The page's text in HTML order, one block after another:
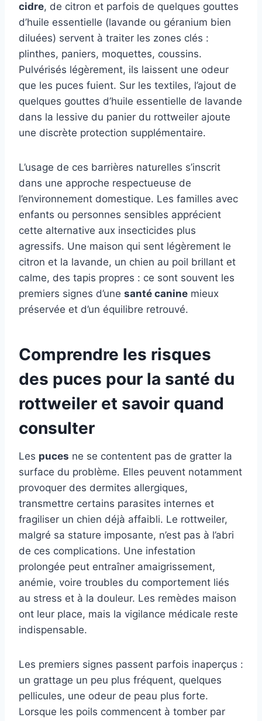
cidre, de citron et parfois de quelques gouttes
d’huile essentielle (lavande ou géranium bien
diluées) servent à traiter les zones clés :
plinthes, paniers, moquettes, coussins.
Pulvérisés légèrement, ils laissent une odeur
que les puces fuient. Sur les textiles, l’ajout de
quelques gouttes d’huile essentielle de lavande
dans la lessive du panier du rottweiler ajoute
une discrète protection supplémentaire.
L’usage de ces barrières naturelles s’inscrit
dans une approche respectueuse de
l’environnement domestique. Les familles avec
enfants ou personnes sensibles apprécient
cette alternative aux insecticides plus
agressifs. Une maison qui sent légèrement le
citron et la lavande, un chien au poil brillant et
calme, des tapis propres : ce sont souvent les
premiers signes d’une santé canine mieux
préservée et d’un équilibre retrouvé.
Comprendre les risques
des puces pour la santé du
rottweiler et savoir quand
consulter
Les puces ne se contentent pas de gratter la
surface du problème. Elles peuvent notamment
provoquer des dermites allergiques,
transmettre certains parasites internes et
fragiliser un chien déjà affaibli. Le rottweiler,
malgré sa stature imposante, n’est pas à l’abri
de ces complications. Une infestation
prolongée peut entraîner amaigrissement,
anémie, voire troubles du comportement liés
au stress et à la douleur. Les remèdes maison
ont leur place, mais la vigilance médicale reste
indispensable.
Les premiers signes passent parfois inaperçus :
un grattage un peu plus fréquent, quelques
pellicules, une odeur de peau plus forte.
Lorsque les poils commencent à tomber par